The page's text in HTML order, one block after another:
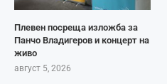
Плевен посреща изложба за
Панчо Владигеров и концерт на
живо
август 5, 2026